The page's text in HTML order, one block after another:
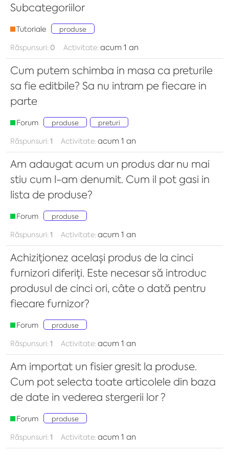
Subcategoriilor
Tutoriale produse
Răspunsuri:0 Activitate:acum 1 an
Cum putem schimba in masa ca preturile
sa fie editbile? Sa nu intram pe fiecare in
parte
Forum produse preturi
Răspunsuri:1 Activitate:acum 1 an
Am adaugat acum un produs dar nu mai
stiu cum l-am denumit. Cum il pot gasi in
lista de produse?
Forum produse
Răspunsuri:1 Activitate:acum 1 an
Achiziționez același produs de la cinci
furnizori diferiți. Este necesar să introduc
produsul de cinci ori, câte o dată pentru
fiecare furnizor?
Forum produse
Răspunsuri:1 Activitate:acum 1 an
Am importat un fisier gresit la produse.
Cum pot selecta toate articolele din baza
de date in vederea stergerii lor ?
Forum produse
Răspunsuri:1 Activitate:acum 1 an